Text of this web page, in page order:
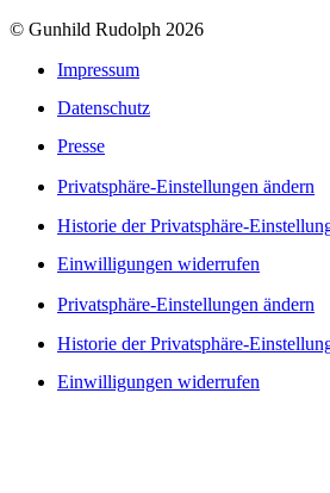
© Gunhild Rudolph 2026
Impressum
Datenschutz
Presse
Privatsphäre-Einstellungen ändern
Historie der Privatsphäre-
Einwilligungen widerrufen
Privatsphäre-Einstellungen ändern
Historie der Privatsphäre-
Einwilligungen widerrufen